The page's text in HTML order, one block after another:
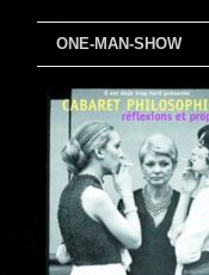
ONE-MAN-SHOW